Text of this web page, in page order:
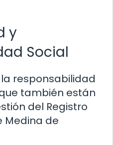
y
Social
responsabilidad
también están
del Registro
Medina de